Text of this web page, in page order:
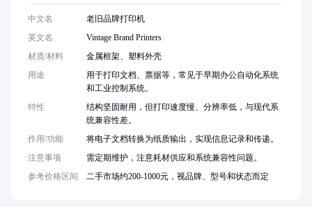
中文名
老旧品牌打印机
英文名
Vintage Brand Printers
材质/材料
金属框架、塑料外壳
用途
用于打印文档、票据等，常见于早期办公自动化系统
和工业控制系统。
特性
结构坚固耐用，但打印速度慢、分辨率低，与现代系
统兼容性差。
作用/功能
将电子文档转换为纸质输出，实现信息记录和传递。
注意事项
需定期维护，注意耗材供应和系统兼容性问题。
参考价格区间
二手市场约200-1000元，视品牌、型号和状态而定